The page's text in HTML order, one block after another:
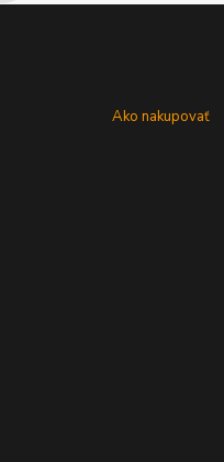
Ako nakupovať